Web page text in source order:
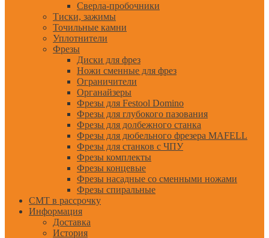
Сверла-пробочники
Тиски, зажимы
Точильные камни
Уплотнители
Фрезы
Диски для фрез
Ножи сменные для фрез
Ограничители
Органайзеры
Фрезы для Festool Domino
Фрезы для глубокого пазования
Фрезы для долбежного станка
Фрезы для дюбельного фрезера MAFELL
Фрезы для станков с ЧПУ
Фрезы комплекты
Фрезы концевые
Фрезы насадные со сменными ножами
Фрезы спиральные
CMT в рассрочку
Информация
Доставка
История